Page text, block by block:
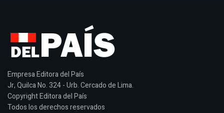
Empresa Editora del País
Jr, Quilca No. 324 - Urb. Cercado de Lima.
Copyright Editora del País
Todos los derechos reservados